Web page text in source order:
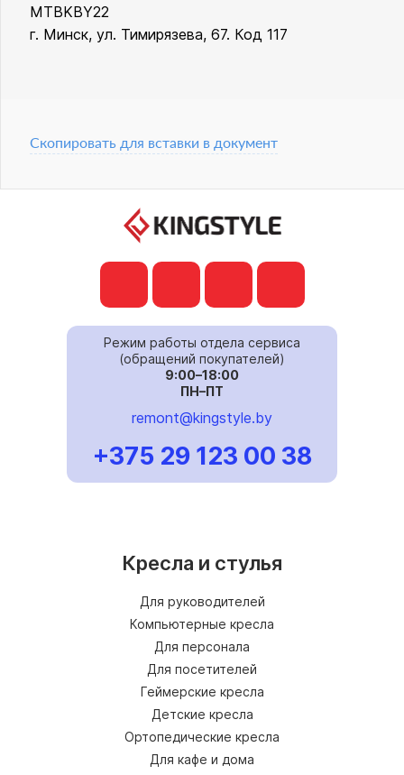
MTBKBY22
г. Минск, ул. Тимирязева, 67. Код 117
Скопировать для вставки в документ
Режим работы отдела сервиса
(обращений покупателей)
9:00–18:00
ПН–ПТ
remont@kingstyle.by
+375 29 123 00 38
Кресла и стулья
Для руководителей
Компьютерные кресла
Для персонала
Для посетителей
Геймерские кресла
Детские кресла
Ортопедические кресла
Для кафе и дома